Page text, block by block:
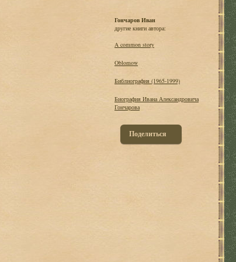
Гончаров Иван
другие книги автора:
A common story
Oblomow
Библиография (1965-1999)
Биография Ивана Александровича
Гончарова
Поделиться